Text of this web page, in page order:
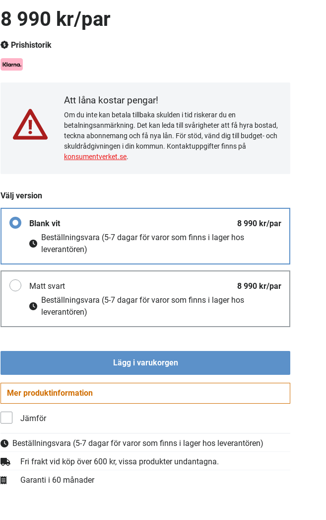
8 990 kr/par
Prishistorik
Att låna kostar pengar!
Om du inte kan betala tillbaka skulden i tid riskerar du en
betalningsanmärkning. Det kan leda till svårigheter att få hyra bostad,
teckna abonnemang och få nya lån. För stöd, vänd dig till budget- och
skuldrådgivningen i din kommun. Kontaktuppgifter finns på
konsumentverket.se.
Välj version
Blank vit
8 990 kr/par
Beställningsvara (5-7 dagar för varor som finns i lager hos
leverantören)
Matt svart
8 990 kr/par
Beställningsvara (5-7 dagar för varor som finns i lager hos
leverantören)
Lägg i varukorgen
Mer produktinformation
Jämför
Beställningsvara (5-7 dagar för varor som finns i lager hos leverantören)
Fri frakt vid köp över 600 kr, vissa produkter undantagna.
Garanti i 60 månader